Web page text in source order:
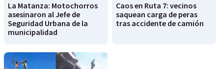
La Matanza: Motochorros
asesinaron al Jefe de
Seguridad Urbana de la
municipalidad
Caos en Ruta 7: vecinos
saquean carga de peras
tras accidente de camión